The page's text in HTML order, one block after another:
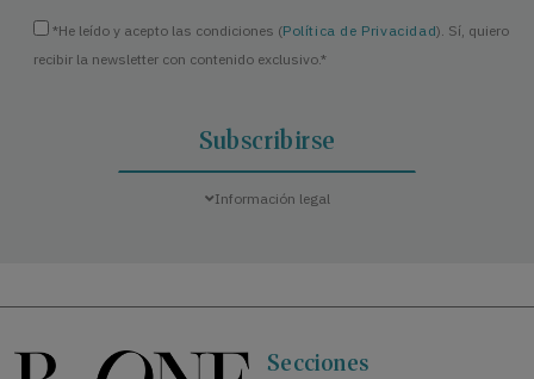
*He leído y acepto las condiciones (Política de Privacidad). Sí, quiero
recibir la newsletter con contenido exclusivo.*
Información legal
Secciones